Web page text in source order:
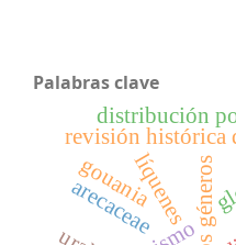
Palabras clave
revisión histórica
distribución
líquenes
arecaceae
gouania